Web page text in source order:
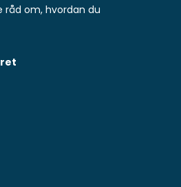
råd om, hvordan du